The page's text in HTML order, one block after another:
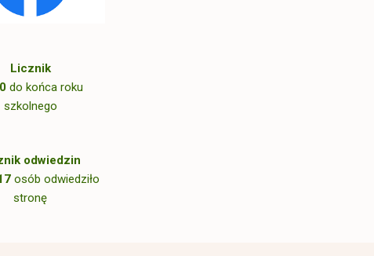
Licznik
do końca roku
szkolnego
odwiedzin
osób odwiedziło
stronę